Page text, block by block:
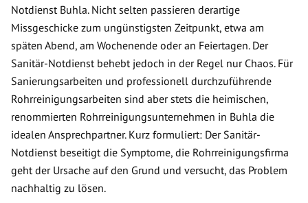
Notdienst Buhla. Nicht selten passieren derartige
Missgeschicke zum ungünstigsten Zeitpunkt, etwa am
späten Abend, am Wochenende oder an Feiertagen. Der
Sanitär-Notdienst behebt jedoch in der Regel nur Chaos. Für
Sanierungsarbeiten und professionell durchzuführende
Rohrreinigungsarbeiten sind aber stets die heimischen,
renommierten Rohrreinigungsunternehmen in Buhla die
idealen Ansprechpartner. Kurz formuliert: Der Sanitär-
Notdienst beseitigt die Symptome, die Rohrreinigungsfirma
geht der Ursache auf den Grund und versucht, das Problem
nachhaltig zu lösen.